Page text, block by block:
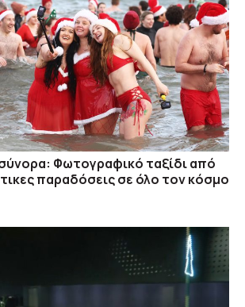
Φωτογραφικό ταξίδι από
παραδόσεις σε όλο τον κόσμο